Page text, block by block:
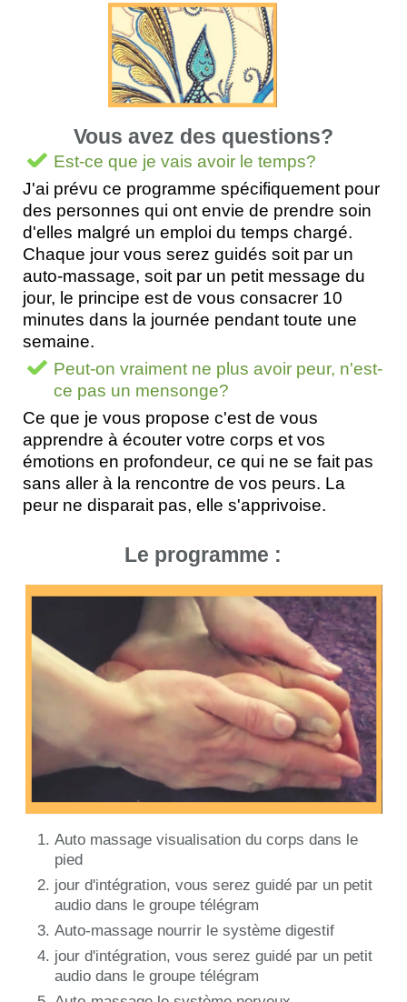
Est-ce que je vais avoir le temps?
J'ai prévu ce programme spécifiquement pour
des personnes qui ont envie de prendre soin
d'elles malgré un emploi du temps chargé.
Chaque jour vous serez guidés soit par un
auto-massage, soit par un petit message du
jour, le principe est de vous consacrer 10
minutes dans la journée pendant toute une
semaine.
Peut-on vraiment ne plus avoir peur, n'est-
ce pas un mensonge?
Ce que je vous propose c'est de vous
apprendre à écouter votre corps et vos
émotions en profondeur, ce qui ne se fait pas
sans aller à la rencontre de vos peurs. La
peur ne disparait pas, elle s'apprivoise.
Vous avez des questions?
Le programme :
Auto massage visualisation du corps dans le
pied
jour d'intégration, vous serez guidé par un petit
audio dans le groupe télégram
Auto-massage nourrir le système digestif
jour d'intégration, vous serez guidé par un petit
audio dans le groupe télégram